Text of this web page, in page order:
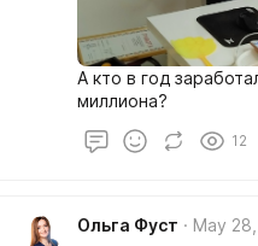
А кто в год
миллиона?
12
Ольга Фуст May